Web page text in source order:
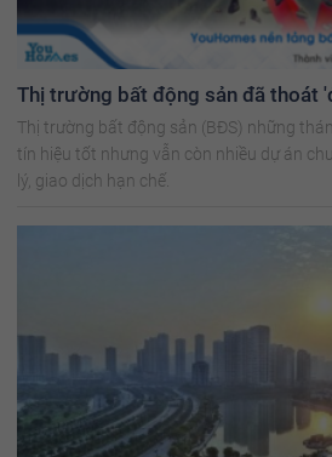
Thị trường bất động sản đã thoát
Thị trường bất động sản (BĐS) những
tín hiệu tốt nhưng vẫn còn nhiều dự án
lý, giao dịch hạn chế.